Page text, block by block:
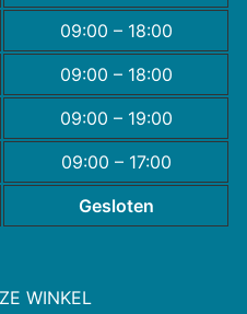
09:00 – 18:00
09:00 – 18:00
09:00 – 19:00
09:00 – 17:00
Gesloten
WINKEL